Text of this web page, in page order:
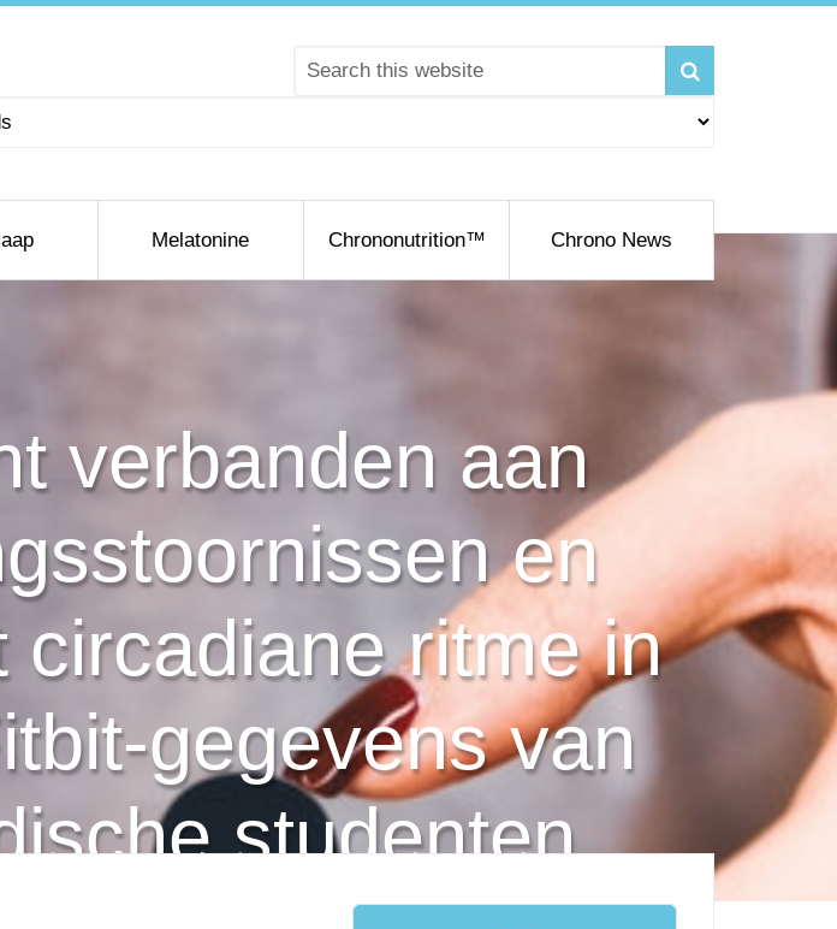
Melatonine Chrononutrition™ Chrono News
verbanden aan
en
ritme in
gegevens van
studenten